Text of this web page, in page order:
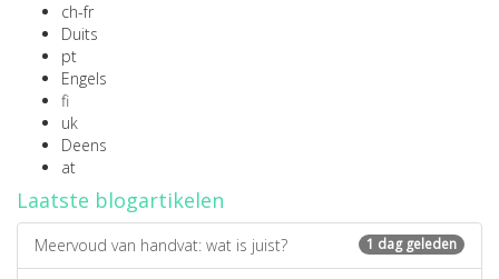
ch-fr
Duits
pt
Engels
fi
uk
Deens
at
Laatste blogartikelen
1 dag geleden
Meervoud van handvat: wat is juist?